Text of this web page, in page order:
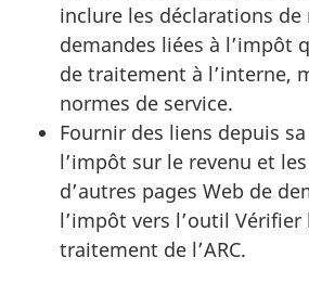
inclure les déclarations de
demandes liées à l’impôt
de traitement à l’interne,
normes de service.
Fournir des liens depuis
l’impôt sur le revenu et
d’autres pages Web de
l’impôt vers l’outil Vérifier
traitement de l’ARC.